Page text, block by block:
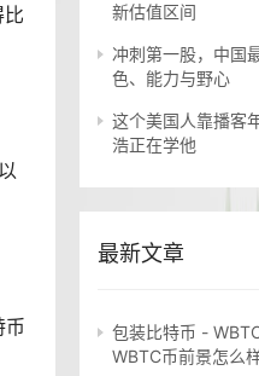
币
新估值区间
冲刺第一股，中国
色、能力与野心
这个美国人靠播客
浩正在学他
最新文章
包装比特币 -
WBTC币前景怎么样